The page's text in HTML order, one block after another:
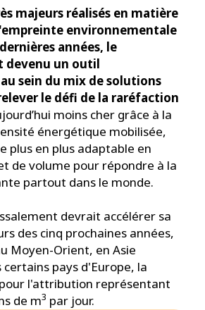
majeurs réalisés en matière
environnementale
années, le
devenu un outil
sein du mix de solutions
le défi de la raréfaction
moins cher grâce à la
énergétique mobilisée,
plus en plus adaptable en
de volume pour répondre à la
partout dans le monde.
devrait accélérer sa
des cinq prochaines années,
Moyen-Orient, en Asie
certains pays d'Europe, la
l'attribution représentant
de m3 par jour.